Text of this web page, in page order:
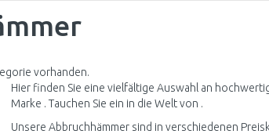
vorhanden.
Hier finden Sie eine vielfältige Auswahl an
Marke . Tauchen Sie ein in die Welt von .
Unsere Abbruchhämmer sind in verschiedenen